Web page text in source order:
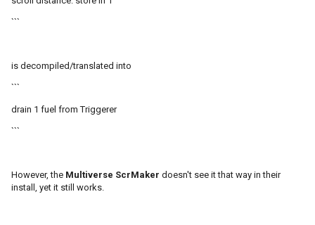
```
is decompiled/translated into
```
drain 1 fuel from Triggerer
```
However, the Multiverse ScrMaker doesn't see it that way in their
install, yet it still works.